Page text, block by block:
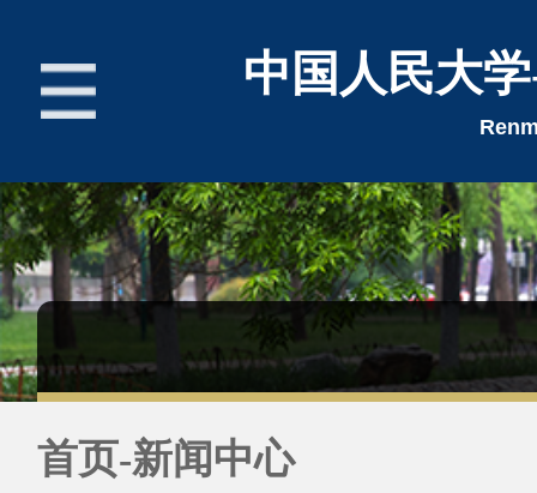
中国人民大
首页
新闻中心
招生简章
首页-新闻中心